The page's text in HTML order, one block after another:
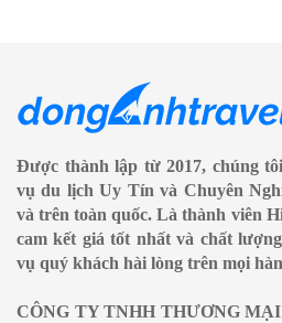
Được thành lập từ 2017, chúng
vụ du lịch Uy Tín và Chuyên
và trên toàn quốc. Là thành viên
cam kết giá tốt nhất và chất
vụ quý khách hài lòng trên mọi
CÔNG TY TNHH THƯƠNG